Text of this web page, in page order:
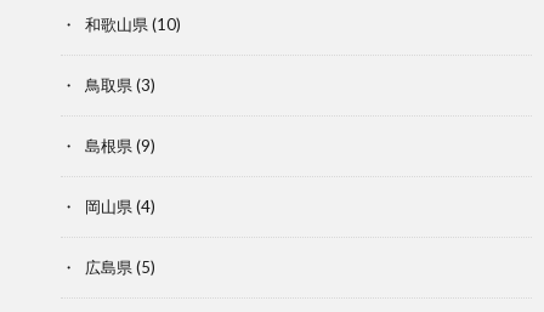
和歌山県(10)
鳥取県(3)
島根県(9)
岡山県(4)
広島県(5)